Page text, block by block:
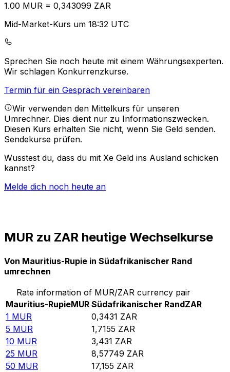
1.00 MUR = 0,343099 ZAR
Mid-Market-Kurs um 18:32 UTC
Sprechen Sie noch heute mit einem Währungsexperten.
Wir schlagen Konkurrenzkurse.
Termin für ein Gespräch vereinbaren
Wir verwenden den Mittelkurs für unseren
Umrechner. Dies dient nur zu Informationszwecken.
Diesen Kurs erhalten Sie nicht, wenn Sie Geld senden.
Sendekurse prüfen.
Wusstest du, dass du mit Xe Geld ins Ausland schicken
kannst?
Melde dich noch heute an
MUR zu ZAR heutige Wechselkurse
Von Mauritius-Rupie in Südafrikanischer Rand
umrechnen
Rate information of MUR/ZAR currency pair
Mauritius-RupieMUR Südafrikanischer RandZAR
1 MUR 0,3431 ZAR
5 MUR 1,7155 ZAR
10 MUR 3,431 ZAR
25 MUR 8,57749 ZAR
50 MUR 17,155 ZAR